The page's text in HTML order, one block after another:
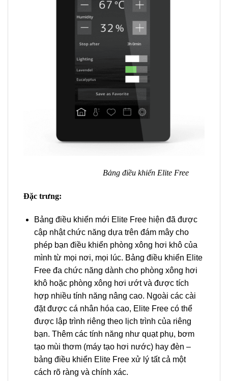
Bảng điều khiển Elite Free
Đặc trưng:
Bảng điều khiển mới Elite Free hiện đã được
cập nhật chức năng dựa trên đám mây cho
phép bạn điều khiển phòng xông hơi khô của
mình từ mọi nơi, mọi lúc. Bảng điều khiển Elite
Free đa chức năng dành cho phòng xông hơi
khô hoặc phòng xông hơi ướt và được tích
hợp nhiều tính năng nâng cao. Ngoài các cài
đặt được cá nhân hóa cao, Elite Free có thể
được lập trình riêng theo lịch trình của riêng
bạn. Thêm các tính năng như quạt phụ, bơm
tạo mùi thơm (máy tạo hơi nước) hay đèn –
bảng điều khiển Elite Free xử lý tất cả một
cách rõ ràng và chính xác.